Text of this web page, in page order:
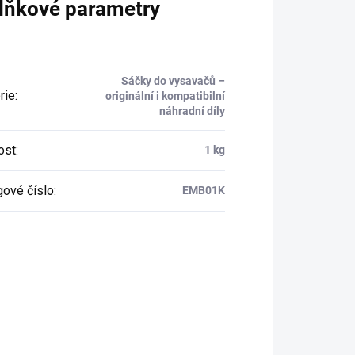
parametry
:
Sáčky do vysavačů –
originální i kompatibilní
náhradní díly
: 1 kg
číslo: EMB01K